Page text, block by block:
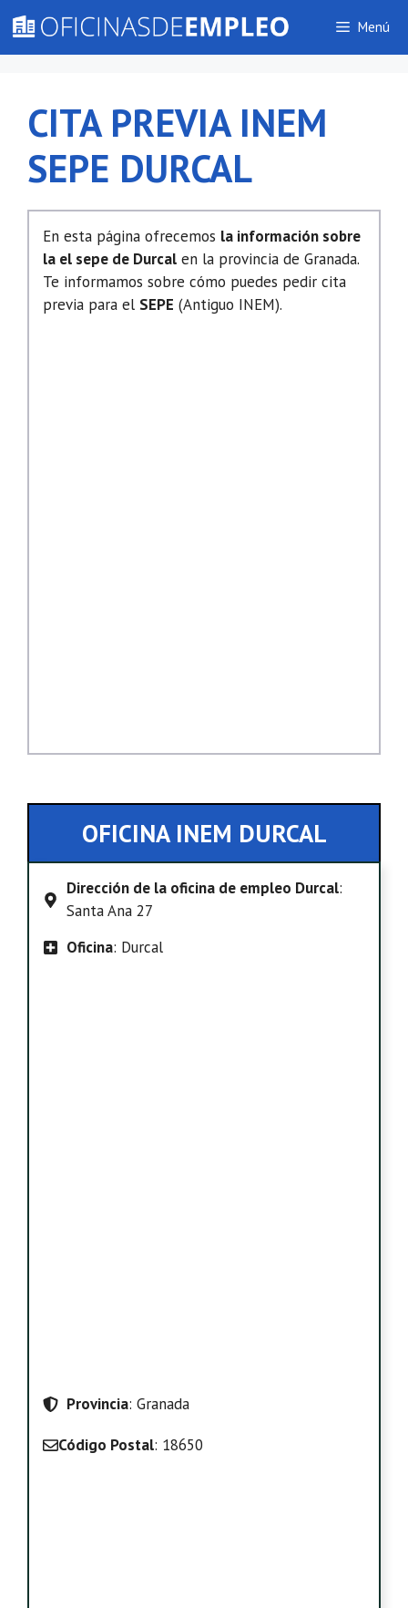
contenido
Menú
CITA PREVIA INEM
SEPE DURCAL
En esta página ofrecemos la información sobre
la el sepe de Durcal en la provincia de Granada.
Te informamos sobre cómo puedes pedir cita
previa para el SEPE (Antiguo INEM).
OFICINA INEM DURCAL
Dirección de la oficina de empleo Durcal:
Santa Ana 27
Oficina: Durcal
Provincia: Granada
Código Postal: 18650